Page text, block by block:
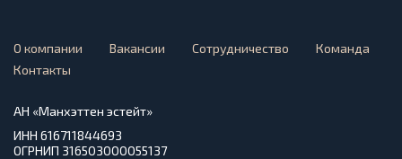
О компании Вакансии Сотрудничество
Команда
Контакты
АН «Манхэттен эстейт»
ИНН 616711844693
ОГРНИП 316503000055137